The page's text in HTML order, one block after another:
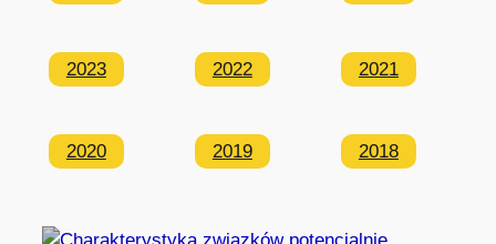
2023 2022 2021
2020 2019 2018